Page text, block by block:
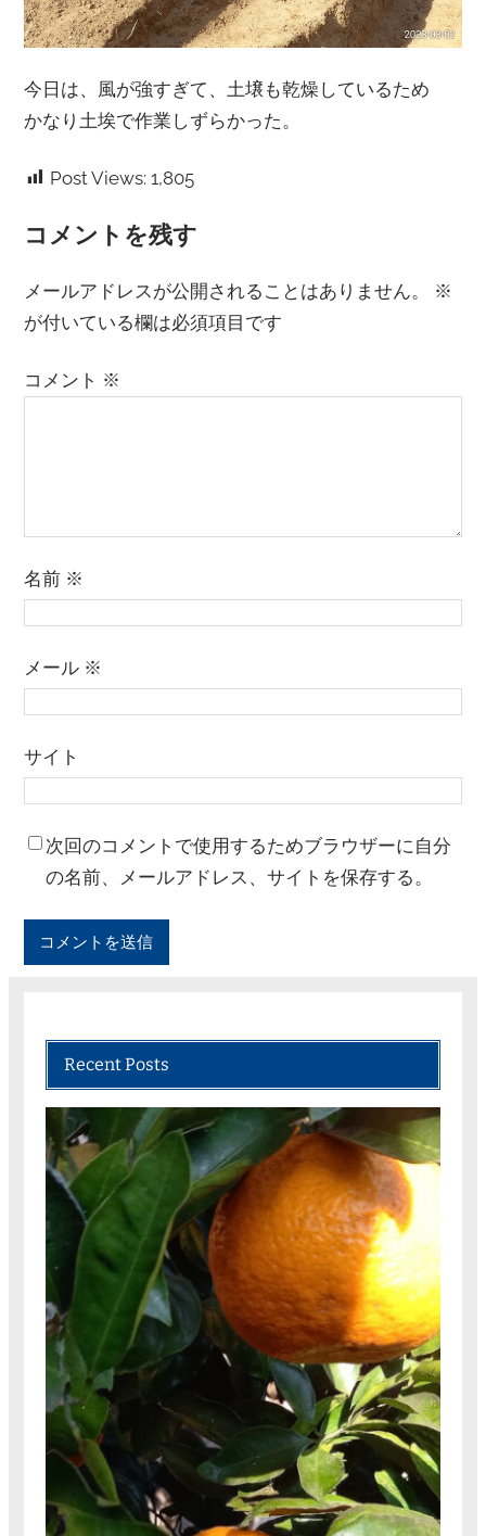
今日は、風が強すぎて、土壌も乾燥しているため
かなり土埃で作業しずらかった。
Post Views: 1,805
コメントを残す
メールアドレスが公開されることはありません。
※
が付いている欄は必須項目です
コメント ※
名前 ※
メール ※
サイト
次回のコメントで使用するためブラウザーに自分
の名前、メールアドレス、サイトを保存する。
Recent Posts